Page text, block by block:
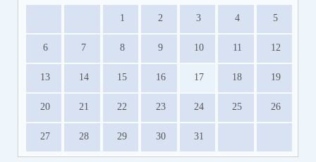
1 2 3 4 5
6 7 8 9 10 11 12
13 14 15 16 17 18 19
20 21 22 23 24 25 26
27 28 29 30 31